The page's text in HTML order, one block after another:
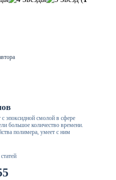
с эпоксидной смолой в сфере
большое количество времени.
полимера, умеет с ним